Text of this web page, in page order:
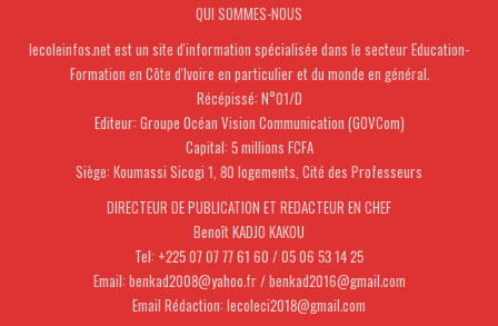
QUI SOMMES-NOUS
lecoleinfos.net est un site d'information spécialisée dans le secteur Education-
Formation en Côte d'Ivoire en particulier et du monde en général.
Récépissé: N°01/D
Editeur: Groupe Océan Vision Communication (GOVCom)
Capital: 5 millions FCFA
Siège: Koumassi Sicogi 1, 80 logements, Cité des Professeurs
DIRECTEUR DE PUBLICATION ET REDACTEUR EN CHEF
Benoît KADJO KAKOU
Tel: +225 07 07 77 61 60 / 05 06 53 14 25
Email: benkad2008@yahoo.fr / benkad2016@gmail.com
Email Rédaction: lecoleci2018@gmail.com